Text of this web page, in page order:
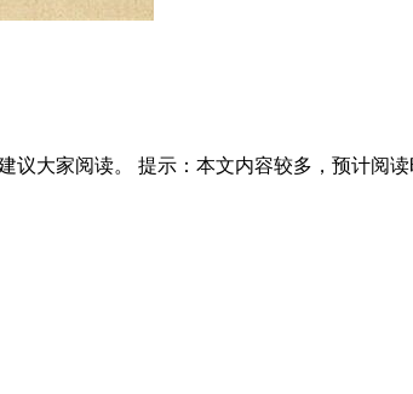
大家阅读。 提示：本文内容较多，预计阅